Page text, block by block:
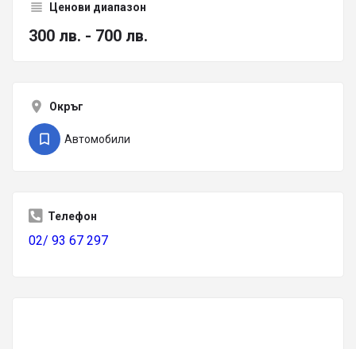
Ценови диапазон
300 лв. - 700 лв.
Окръг
Автомобили
Телефон
02/ 93 67 297